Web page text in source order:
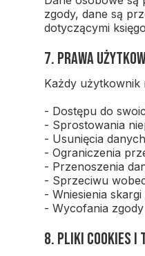
zgody, dane są
dotyczącymi
7. Prawa
Każdy użytkownik
- Dostępu do
- Sprostowania
- Usunięcia
- Ograniczenia
- Przenoszenia
- Sprzeciwu
- Wniesienia
- Wycofania
8. Pliki cookies i